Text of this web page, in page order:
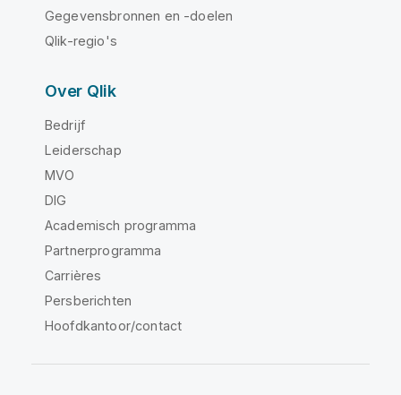
Gegevensbronnen en -doelen
Qlik-regio's
Over Qlik
Bedrijf
Leiderschap
MVO
DIG
Academisch programma
Partnerprogramma
Carrières
Persberichten
Hoofdkantoor/contact